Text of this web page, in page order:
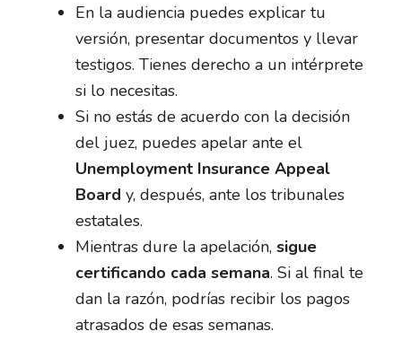
En la audiencia puedes explicar tu
versión, presentar documentos y llevar
testigos. Tienes derecho a un intérprete
si lo necesitas.
Si no estás de acuerdo con la decisión
del juez, puedes apelar ante el
Unemployment Insurance Appeal
Board y, después, ante los tribunales
estatales.
Mientras dure la apelación, sigue
certificando cada semana. Si al final te
dan la razón, podrías recibir los pagos
atrasados de esas semanas.